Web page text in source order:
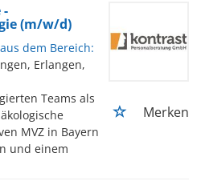
-
(m/w/d)
dem Bereich:
Erlangen,
Teams als
MVZ in Bayern
und einem
Merken